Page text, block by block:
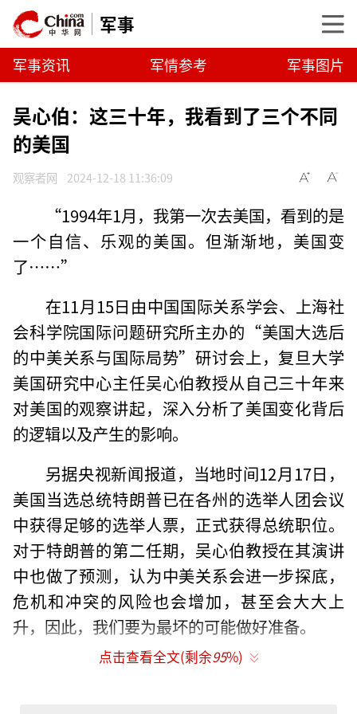
军事
军事资讯 军情参考 军事图片
吴心伯：这三十年，我看到了三个不同
的美国
观察者网 2024-12-18 11:36:09
“1994年1月，我第一次去美国，看到的是
一个自信、乐观的美国。但渐渐地，美国变
了……”
在11月15日由中国国际关系学会、上海社
会科学院国际问题研究所主办的“美国大选后
的中美关系与国际局势”研讨会上，复旦大学
美国研究中心主任吴心伯教授从自己三十年来
对美国的观察讲起，深入分析了美国变化背后
的逻辑以及产生的影响。
另据央视新闻报道，当地时间12月17日，
美国当选总统特朗普已在各州的选举人团会议
中获得足够的选举人票，正式获得总统职位。
对于特朗普的第二任期，吴心伯教授在其演讲
中也做了预测，认为中美关系会进一步探底，
危机和冲突的风险也会增加，甚至会大大上
升，因此，我们要为最坏的可能做好准备。
以下为演讲内容，观察者网整理，已经作
点击查看全文(剩余95%)